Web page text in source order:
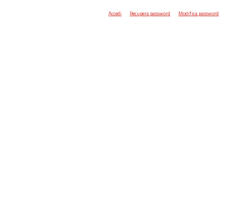
Accedi Recupera password Modifica password